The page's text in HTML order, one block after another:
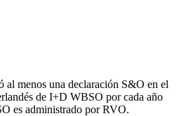
menos una declaración S&O en el
de I+D WBSO por cada año
es administrado por RVO.